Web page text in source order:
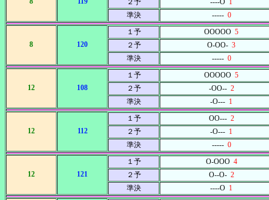
２予
----O 1
準決
-----0
8 120
１予 OOOOO 5
２予
O-OO- 3
準決
-----0
12 108
１予 OOOOO 5
２予
-OO--2
準決
-O--- 1
12 112
１予 OO---2
２予
-O--- 1
準決
-----0
12 121
１予 O-OOO4
２予
O--O-2
準決
----O 1